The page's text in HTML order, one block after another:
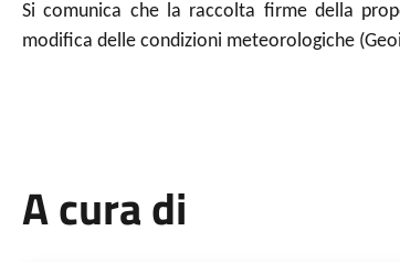
Si comunica che la raccolta firme della
modifica delle condizioni meteorologiche
A cura di